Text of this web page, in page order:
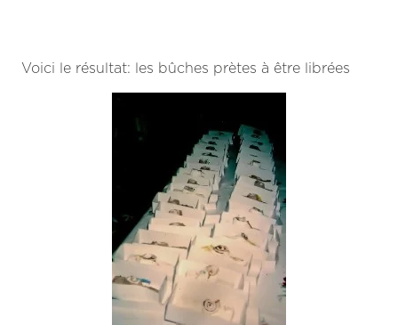
Voici le résultat: les bûches prètes à être librées